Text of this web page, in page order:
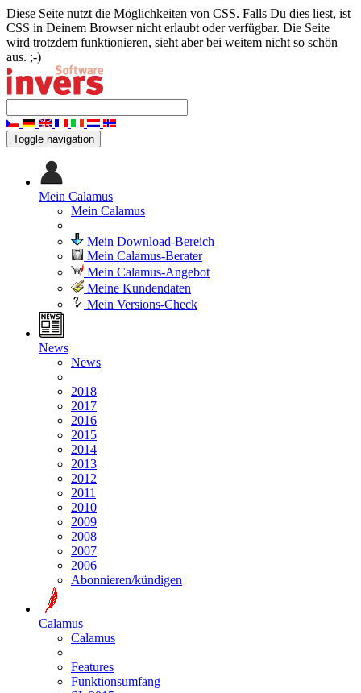
Diese Seite nutzt die Möglichkeiten von CSS. Falls Du dies liest, ist
CSS in Deinem Browser nicht erlaubt oder verfügbar. Die Seite
wird trotzdem funktionieren, sieht aber bei weitem nicht so schön
aus. ;-)
Toggle navigation
Mein Calamus
Mein Calamus
Mein Download-Bereich
Mein Calamus-Berater
Mein Calamus-Angebot
Meine Kundendaten
Mein Versions-Check
News
News
2018
2017
2016
2015
2014
2013
2012
2011
2010
2009
2008
2007
2006
Abonnieren/kündigen
Calamus
Calamus
Features
Funktionsumfang